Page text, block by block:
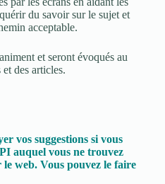
du savoir sur le sujet et
acceptable.
et seront évoqués au
des articles.
vos suggestions si vous
auquel vous ne trouvez
web. Vous pouvez le faire